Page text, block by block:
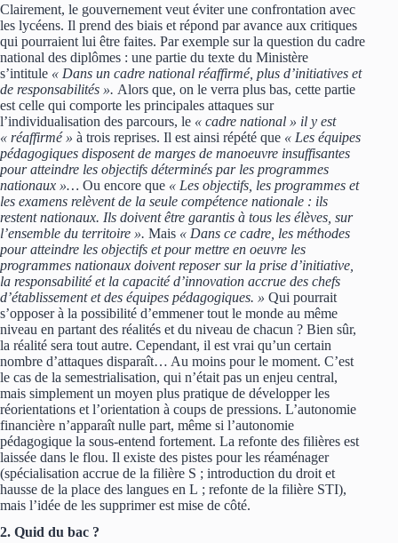
Clairement, le gouvernement veut éviter une confrontation avec
les lycéens. Il prend des biais et répond par avance aux critiques
qui pourraient lui être faites. Par exemple sur la question du cadre
national des diplômes : une partie du texte du Ministère
s’intitule « Dans un cadre national réaffirmé, plus d’initiatives et
de responsabilités ». Alors que, on le verra plus bas, cette partie
est celle qui comporte les principales attaques sur
l’individualisation des parcours, le « cadre national » il y est
« réaffirmé » à trois reprises. Il est ainsi répété que « Les équipes
pédagogiques disposent de marges de manoeuvre insuffisantes
pour atteindre les objectifs déterminés par les programmes
nationaux »… Ou encore que « Les objectifs, les programmes et
les examens relèvent de la seule compétence nationale : ils
restent nationaux. Ils doivent être garantis à tous les élèves, sur
l’ensemble du territoire ». Mais « Dans ce cadre, les méthodes
pour atteindre les objectifs et pour mettre en oeuvre les
programmes nationaux doivent reposer sur la prise d’initiative,
la responsabilité et la capacité d’innovation accrue des chefs
d’établissement et des équipes pédagogiques. » Qui pourrait
s’opposer à la possibilité d’emmener tout le monde au même
niveau en partant des réalités et du niveau de chacun ? Bien sûr,
la réalité sera tout autre. Cependant, il est vrai qu’un certain
nombre d’attaques disparaît… Au moins pour le moment. C’est
le cas de la semestrialisation, qui n’était pas un enjeu central,
mais simplement un moyen plus pratique de développer les
réorientations et l’orientation à coups de pressions. L’autonomie
financière n’apparaît nulle part, même si l’autonomie
pédagogique la sous-entend fortement. La refonte des filières est
laissée dans le flou. Il existe des pistes pour les réaménager
(spécialisation accrue de la filière S ; introduction du droit et
hausse de la place des langues en L ; refonte de la filière STI),
mais l’idée de les supprimer est mise de côté.
2. Quid du bac ?